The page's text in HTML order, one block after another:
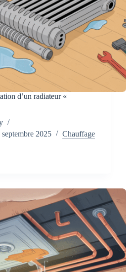
d’un radiateur «
septembre 2025 Chauffage